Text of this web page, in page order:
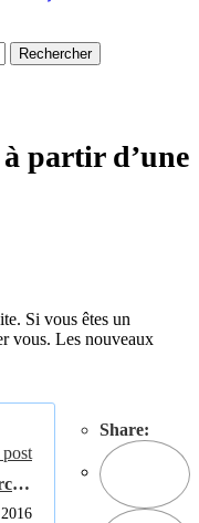
partir d’une
Si vous êtes un
vous. Les nouveaux
Share: